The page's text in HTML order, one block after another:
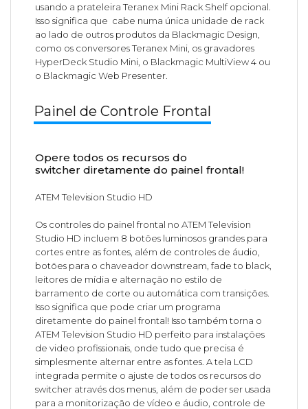
usando a prateleira Teranex Mini Rack Shelf opcional.
Isso significa que cabe numa única unidade de rack
ao lado de outros produtos da Blackmagic Design,
como os conversores Teranex Mini, os gravadores
HyperDeck Studio Mini, o Blackmagic MultiView 4 ou
o Blackmagic Web Presenter.
Painel de Controle Frontal
Opere todos os recursos do
switcher diretamente do painel frontal!
ATEM Television Studio HD
Os controles do painel frontal no ATEM Television
Studio HD incluem 8 botões luminosos grandes para
cortes entre as fontes, além de controles de áudio,
botões para o chaveador downstream, fade to black,
leitores de mídia e alternação no estilo de
barramento de corte ou automática com transições.
Isso significa que pode criar um programa
diretamente do painel frontal! Isso também torna o
ATEM Television Studio HD perfeito para instalações
de video profissionais, onde tudo que precisa é
simplesmente alternar entre as fontes. A tela LCD
integrada permite o ajuste de todos os recursos do
switcher através dos menus, além de poder ser usada
para a monitorização de vídeo e áudio, controle de